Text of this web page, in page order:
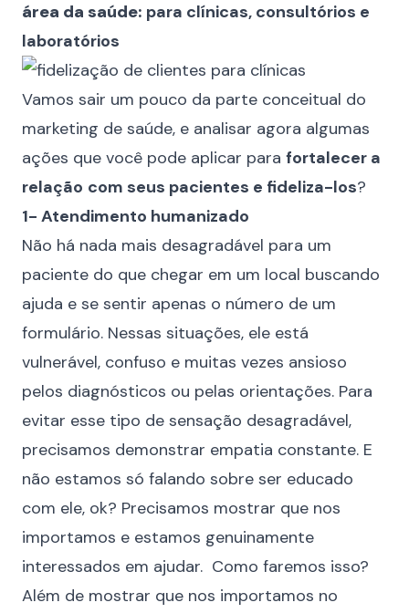
área da saúde: para clínicas, consultórios e
laboratórios
Vamos sair um pouco da parte conceitual do
marketing de saúde, e analisar agora algumas
ações que você pode aplicar para fortalecer a
relação com seus pacientes e fideliza-los?
1- Atendimento humanizado
Não há nada mais desagradável para um
paciente do que chegar em um local buscando
ajuda e se sentir apenas o número de um
formulário. Nessas situações, ele está
vulnerável, confuso e muitas vezes ansioso
pelos diagnósticos ou pelas orientações. Para
evitar esse tipo de sensação desagradável,
precisamos demonstrar empatia constante. E
não estamos só falando sobre ser educado
com ele, ok? Precisamos mostrar que nos
importamos e estamos genuinamente
interessados em ajudar. Como faremos isso?
Além de mostrar que nos importamos no